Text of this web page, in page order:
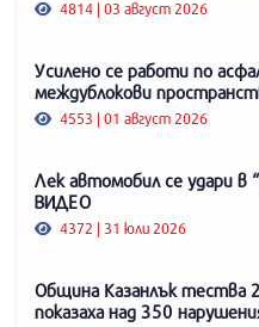
4814 | 03 август 2026
Усилено се работи по
междублокови
4553 | 01 август 2026
Лек автомобил се удари в
ВИДЕО
4372 | 31 юли 2026
Община Казанлък тества
показаха над 350